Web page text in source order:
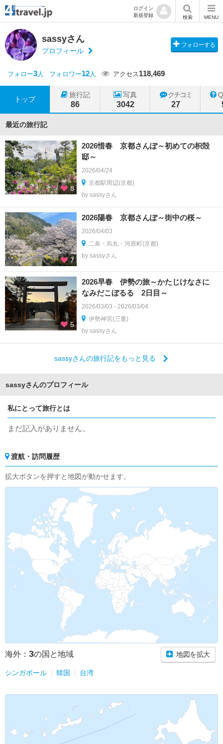
ログイン
新規登録
検索 MENU
sassyさん
プロフィール
フォローする
フォロー3人 フォロワー12人 アクセス118,469
トップ
旅行記
86
写真
3042
クチコミ
27
最近の旅行記
8
2026惜春 京都さんぽ～初めての枳殻
邸～
2026/04/24
京都駅周辺(京都)
by sassyさん
7
2026陽春 京都さんぽ～街中の桜～
2026/04/03
二条・烏丸・河原町(京都)
by sassyさん
5
2026早春 伊勢の旅～かたじけなさに
なみだこぼるる 2日目～
2026/03/03 - 2026/03/04
伊勢神宮(三重)
by sassyさん
sassyさんの旅行記をもっと見る
sassyさんのプロフィール
私にとって旅行とは
まだ記入がありません。
渡航・訪問履歴
拡大ボタンを押すと地図が動かせます。
海外： 3の国と地域 地図を拡大
シンガポール 韓国 台湾